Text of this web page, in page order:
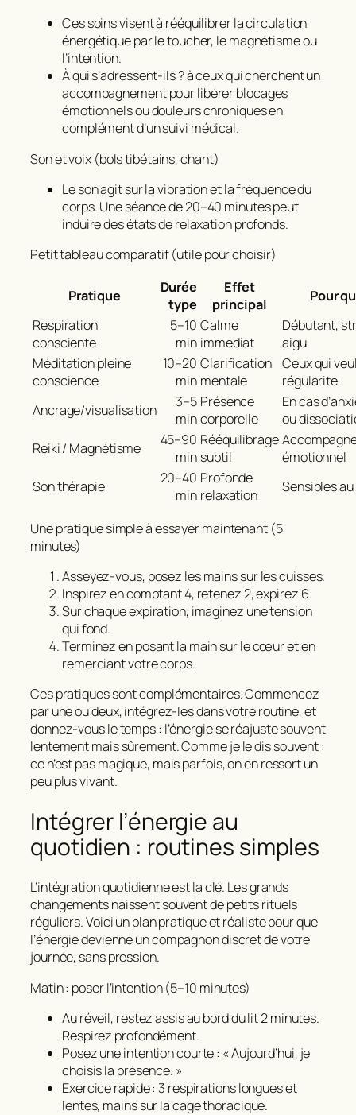
Ces soins visent à rééquilibrer la circulation
énergétique par le toucher, le magnétisme ou
l’intention.
À qui s’adressent‑ils ? à ceux qui cherchent un
accompagnement pour libérer blocages
émotionnels ou douleurs chroniques en
complément d’un suivi médical.
Son et voix (bols tibétains, chant)
Le son agit sur la vibration et la fréquence du
corps. Une séance de 20–40 minutes peut
induire des états de relaxation profonds.
Petit tableau comparatif (utile pour choisir)
Pratique
Durée
type
Effet
principal
Pour
Respiration
consciente
5–10
min
Calme
immédiat
Débutant,
aigu
Méditation pleine
conscience
10–20
min
Clarification
mentale
Ceux qui
régularité
Ancrage/visualisation
3–5
min
Présence
corporelle
En cas
ou
Reiki / Magnétisme
45–90
min
Rééquilibrage
subtil
émotionnel
Son thérapie
20–40
min
Profonde
relaxation
Sensibles
Une pratique simple à essayer maintenant (5
minutes)
Asseyez‑vous, posez les mains sur les cuisses.
Inspirez en comptant 4, retenez 2, expirez 6.
Sur chaque expiration, imaginez une tension
qui fond.
Terminez en posant la main sur le cœur et en
remerciant votre corps.
Ces pratiques sont complémentaires. Commencez
par une ou deux, intégrez‑les dans votre routine, et
donnez‑vous le temps : l’énergie se réajuste souvent
lentement mais sûrement. Comme je le dis souvent :
ce n’est pas magique, mais parfois, on en ressort un
peu plus vivant.
Intégrer l’énergie au
quotidien : routines simples
L’intégration quotidienne est la clé. Les grands
changements naissent souvent de petits rituels
réguliers. Voici un plan pratique et réaliste pour que
l’énergiedevienne un compagnon discret de votre
journée, sans pression.
Matin : poser l’intention (5–10 minutes)
Au réveil, restez assis au bord du lit 2 minutes.
Respirez profondément.
Posez une intention courte : « Aujourd’hui, je
choisis la présence. »
Exercice rapide : 3 respirations longues et
lentes, mains sur la cage thoracique.